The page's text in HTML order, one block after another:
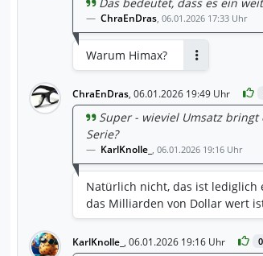
ChraEnDras, 06.01.2026 17:33 Uhr
Warum Himax?
ChraEnDras, 06.01.2026 19:49 Uhr
Super - wieviel Umsatz
Serie?
KarlKnolle_ , 06.01.2026 19:16 Uhr
Natürlich nicht, das ist lediglich
das Milliarden von Dollar wert
KarlKnolle_ , 06.01.2026 19:16 Uhr 0